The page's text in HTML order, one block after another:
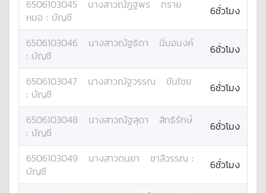
6506103045 นางสาวณัฏฐพร
ทราย
หมอ : บัญชี 6ชั่วโมง
6506103046 นางสาวณัฐธิดา
นิ่มอนงค์
: บัญชี 6ชั่วโมง
6506103047 นางสาวณัฐวรรณ
ขันไชย
: บัญชี 6ชั่วโมง
6506103048 นางสาวณัฐสุดา
สิทธิรักษ์
: บัญชี 6ชั่วโมง
6506103049 นางสาวดนยา ชาลีวรรณ :
บัญชี
6ชั่วโมง